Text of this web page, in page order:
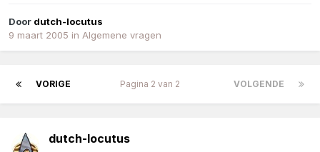
Door dutch-locutus
9 maart 2005 in Algemene vragen
VORIGE VOLGENDE
Pagina 2 van 2
dutch-locutus